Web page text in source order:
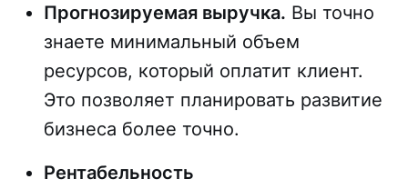
Прогнозируемая выручка. Вы точно
знаете минимальный объем
ресурсов, который оплатит клиент.
Это позволяет планировать развитие
бизнеса более точно.
Рентабельность